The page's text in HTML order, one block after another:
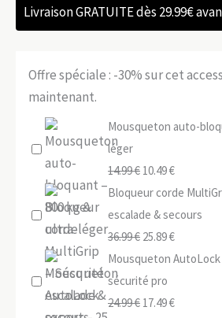
Livraison GRATUITE dès 29.99€
Offre spéciale : -30% sur cet
maintenant.
Mousqueton auto-
léger
14.99€ Le
prix
initial
était :
14.99 €.
10.49€Le
prix
actuel
est :
10.49 €.
Bloqueur corde
escalade & secours
36.99€ Le
prix
initial
était :
25.89€Le
prix
est :
Mousqueton AutoLock
sécurité pro
24.99€ Le
17.49€Le